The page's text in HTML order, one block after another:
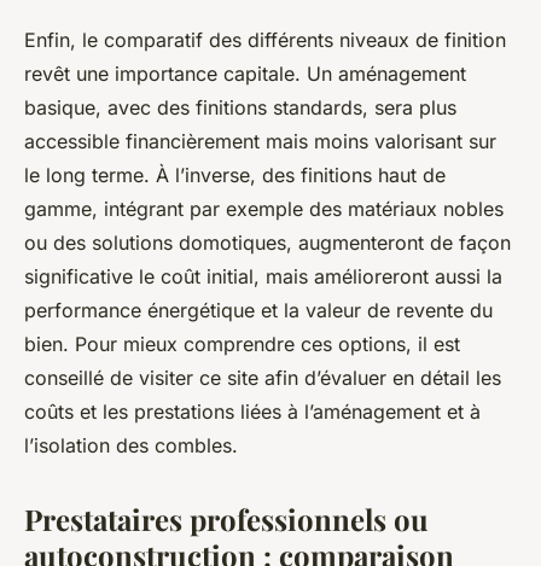
Enfin, le comparatif des différents niveaux de finition
revêt une importance capitale. Un aménagement
basique, avec des finitions standards, sera plus
accessible financièrement mais moins valorisant sur
le long terme. À l’inverse, des finitions haut de
gamme, intégrant par exemple des matériaux nobles
ou des solutions domotiques, augmenteront de façon
significative le coût initial, mais amélioreront aussi la
performance énergétique et la valeur de revente du
bien. Pour mieux comprendre ces options, il est
conseillé de visiter ce site afin d’évaluer en détail les
coûts et les prestations liées à l’aménagement et à
l’isolation des combles.
Prestataires professionnels ou
autoconstruction : comparaison